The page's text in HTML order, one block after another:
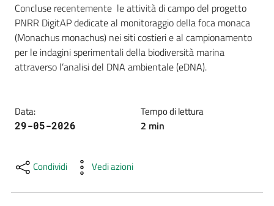
Citizen
Science
Educazione
e
ambientale
Concluse recentemente  le attività di campo del progetto
PNRR DigitAP dedicate al monitoraggio della foca monaca
(Monachus monachus) nei siti costieri e al campionamento
per le indagini sperimentali della biodiversità marina
attraverso l’analisi del DNA ambientale (eDNA).
Data:
29-05-2026
Tempo di lettura
2 min
Condividi Vedi azioni